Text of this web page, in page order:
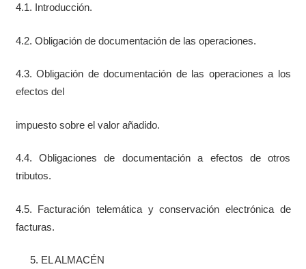
4.1. Introducción.
4.2. Obligación de documentación de las operaciones.
4.3. Obligación de documentación de las operaciones a los
efectos del
impuesto sobre el valor añadido.
4.4. Obligaciones de documentación a efectos de otros
tributos.
4.5. Facturación telemática y conservación electrónica de
facturas.
EL ALMACÉN